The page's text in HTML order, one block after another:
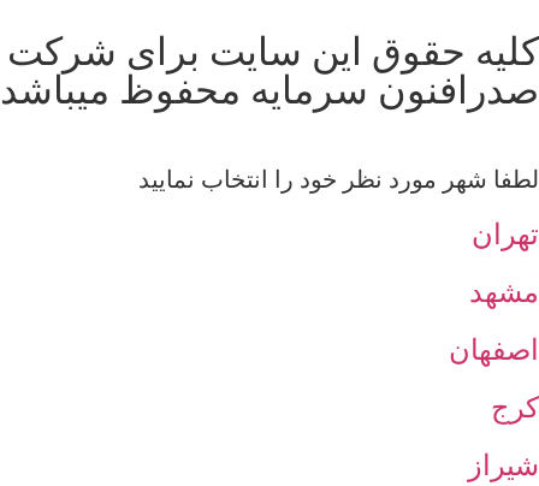
کلیه حقوق این سایت برای شرکت
صدرافنون سرمایه محفوظ میباشد
لطفا شهر مورد نظر خود را انتخاب نمایید
تهران
مشهد
اصفهان
کرج
شیراز